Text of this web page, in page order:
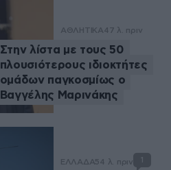
ΑΘΛΗΤΙΚΑ47 λ. πριν
Στην λίστα με τους 50
πλουσιότερους ιδιοκτήτες
ομάδων παγκοσμίως ο
Βαγγέλης Μαρινάκης
ΕΛΛΑΔΑ54 λ. πριν 1